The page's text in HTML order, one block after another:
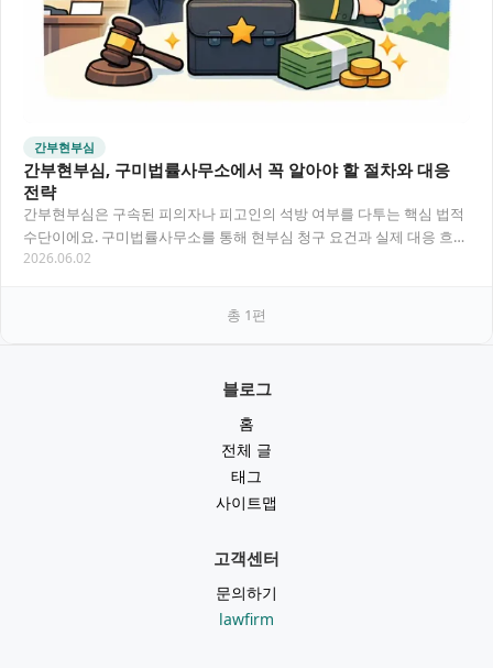
간부현부심
간부현부심, 구미법률사무소에서 꼭 알아야 할 절차와 대응
전략
간부현부심은 구속된 피의자나 피고인의 석방 여부를 다투는 핵심 법적
수단이에요. 구미법률사무소를 통해 현부심 청구 요건과 실제 대응 흐름
을 정확히 파악하면 구속 상태에서 벗어날 가…
2026.06.02
총 1편
블로그
홈
전체 글
태그
사이트맵
고객센터
문의하기
lawfirm